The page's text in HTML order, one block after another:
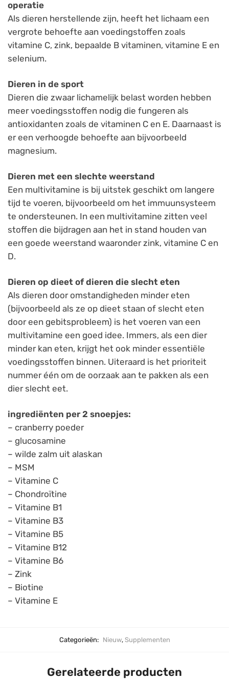
operatie
Als dieren herstellende zijn, heeft het lichaam een
vergrote behoefte aan voedingstoffen zoals
vitamine C, zink, bepaalde B vitaminen, vitamine E en
selenium.
Dieren in de sport
Dieren die zwaar lichamelijk belast worden hebben
meer voedingsstoffen nodig die fungeren als
antioxidanten zoals de vitaminen C en E. Daarnaast is
er een verhoogde behoefte aan bijvoorbeeld
magnesium.
Dieren met een slechte weerstand
Een multivitamine is bij uitstek geschikt om langere
tijd te voeren, bijvoorbeeld om het immuunsysteem
te ondersteunen. In een multivitamine zitten veel
stoffen die bijdragen aan het in stand houden van
een goede weerstand waaronder zink, vitamine C en
D.
Dieren op dieet of dieren die slecht eten
Als dieren door omstandigheden minder eten
(bijvoorbeeld als ze op dieet staan of slecht eten
door een gebitsprobleem) is het voeren van een
multivitamine een goed idee. Immers, als een dier
minder kan eten, krijgt het ook minder essentiële
voedingsstoffen binnen. Uiteraard is het prioriteit
nummer één om de oorzaak aan te pakken als een
dier slecht eet.
ingrediënten per 2 snoepjes:
– cranberry poeder
– glucosamine
– wilde zalm uit alaskan
– MSM
– Vitamine C
– Chondroïtine
– Vitamine B1
– Vitamine B3
– Vitamine B5
– Vitamine B12
– Vitamine B6
– Zink
– Biotine
– Vitamine E
Categorieën: Nieuw, Supplementen
Gerelateerde producten